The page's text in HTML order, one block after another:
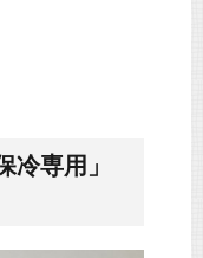
冷専用」